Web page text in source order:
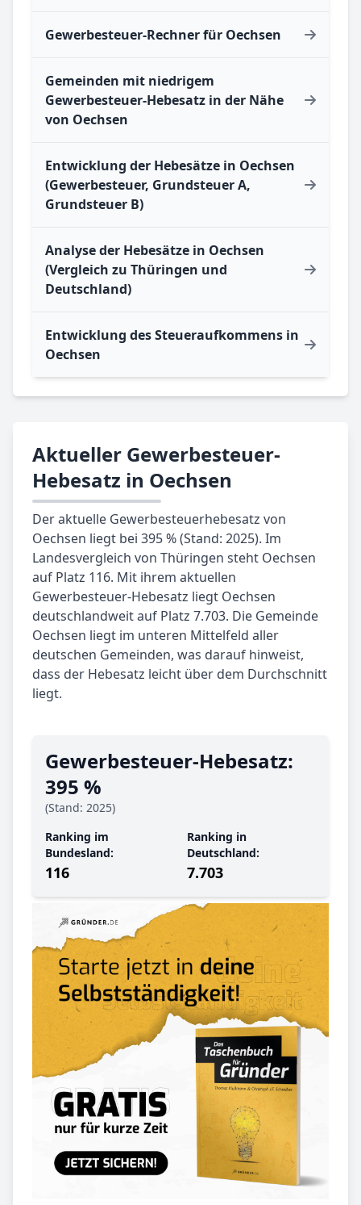
Gewerbesteuer-Rechner für Oechsen
Gemeinden mit niedrigem
Gewerbesteuer-Hebesatz in der Nähe
von Oechsen
Entwicklung der Hebesätze in Oechsen
(Gewerbesteuer, Grundsteuer A,
Grundsteuer B)
Analyse der Hebesätze in Oechsen
(Vergleich zu Thüringen und
Deutschland)
Entwicklung des Steueraufkommens in
Oechsen
Aktueller Gewerbesteuer-
Hebesatz in Oechsen
Der aktuelle Gewerbesteuerhebesatz von
Oechsen liegt bei 395 % (Stand: 2025). Im
Landesvergleich von Thüringen steht Oechsen
auf Platz 116. Mit ihrem aktuellen
Gewerbesteuer-Hebesatz liegt Oechsen
deutschlandweit auf Platz 7.703. Die Gemeinde
Oechsen liegt im unteren Mittelfeld aller
deutschen Gemeinden, was darauf hinweist,
dass der Hebesatz leicht über dem Durchschnitt
liegt.
Gewerbe­steuer-Hebe­satz:
395 %
(Stand: 2025)
Ranking im
Bundesland:
116
Ranking in
Deutschland:
7.703